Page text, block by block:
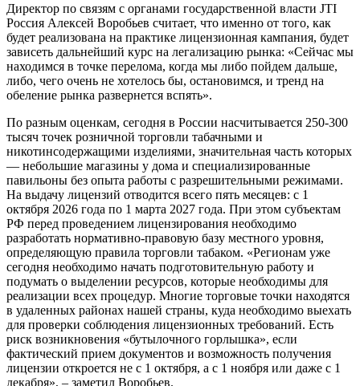
Директор по связям с органами государственной власти JTI
Россия Алексей Воробьев считает, что именно от того, как
будет реализована на практике лицензионная кампания, будет
зависеть дальнейший курс на легализацию рынка: «Сейчас мы
находимся в точке перелома, когда мы либо пойдем дальше,
либо, чего очень не хотелось бы, остановимся, и тренд на
обеление рынка развернется вспять».
По разным оценкам, сегодня в России насчитывается 250-300
тысяч точек розничной торговли табачными и
никотинсодержащими изделиями, значительная часть которых
— небольшие магазины у дома и специализированные
павильоны без опыта работы с разрешительными режимами.
На выдачу лицензий отводится всего пять месяцев: с 1
октября 2026 года по 1 марта 2027 года. При этом субъектам
РФ перед проведением лицензирования необходимо
разработать нормативно-правовую базу местного уровня,
определяющую правила торговли табаком. «Регионам уже
сегодня необходимо начать подготовительную работу и
подумать о выделении ресурсов, которые необходимы для
реализации всех процедур. Многие торговые точки находятся
в удаленных районах нашей страны, куда необходимо выехать
для проверки соблюдения лицензионных требований. Есть
риск возникновения «бутылочного горлышка», если
фактический прием документов и возможность получения
лицензии откроется не с 1 октября, а с 1 ноября или даже с 1
декабря», – заметил Воробьев.